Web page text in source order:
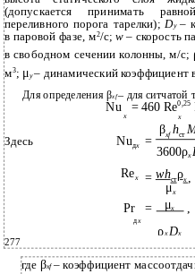
(допускается принимать
переливного порога тарелки);Dy –
в паровой фазе, м2/c; w– скорость
в свободном сечении колонны, м/с;
м3; μy– динамический коэффициент
Для определения βxf– для ситчатой
Nu
x
= 460 Re0,25
x
Здесь Nuдx =
βxf hст
3600ρx
Rex =whстρx
μx
Pr = μx ,
дx
ρx Dx
277
где βxf – коэффициент